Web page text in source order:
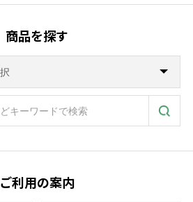
商品を探す
ご利用の案内